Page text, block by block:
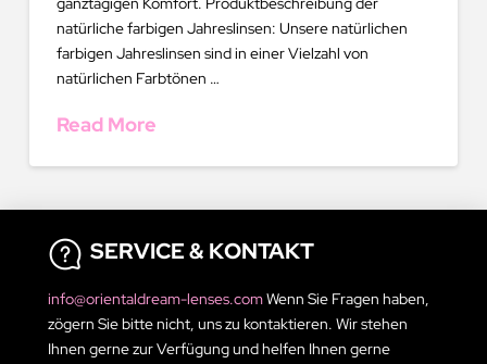
natürliche farbigen Jahreslinsen: Unsere natürlichen
farbigen Jahreslinsen sind in einer Vielzahl von
natürlichen Farbtönen …
Read More
SERVICE & KONTAKT
info@orientaldream-lenses.comWenn Sie Fragen haben,
zögern Sie bitte nicht, uns zu kontaktieren. Wir stehen
Ihnen gerne zur Verfügung und helfen Ihnen gerne